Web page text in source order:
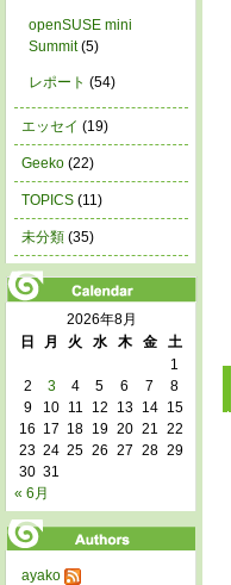
openSUSE mini
Summit(5)
レポート (54)
エッセイ (19)
Geeko (22)
TOPICS (11)
未分類 (35)
2026年8月
日
月 火 水 木 金
土
1
2
3 4 5 6 7
8
9
10 11 12 13 14
15
16 17 18 19 20 21 22
23 24 25 26 27 28 29
30 31
« 6月
ayako